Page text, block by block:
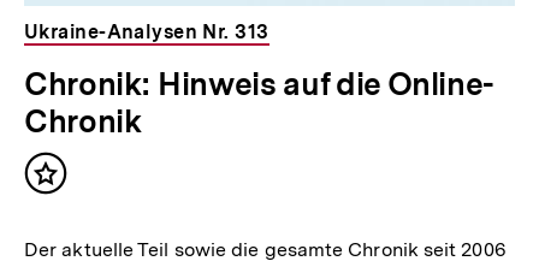
Ukraine-Analysen Nr. 313
Chronik: Hinweis auf die Online-
Chronik
Inhalt
Der aktuelle Teil sowie die gesamte Chronik seit 2006